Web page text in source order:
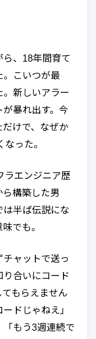
、18年間育て
。こいつが最
新しいアラー
が暴れ出す。今
けで、なぜか
った。
ラエンジニア歴
構築した男
は半ば伝説にな
でも。
チャットで送っ
合いにコード
もらえません
ドじゃねえ」
「もう3週連続で